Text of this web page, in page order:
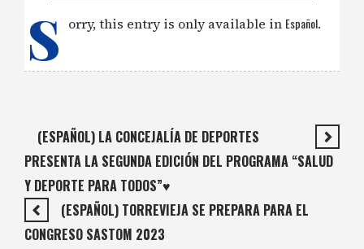
S orry, this entry is only available in Español.
(ESPAÑOL) LA CONCEJALÍA DE DEPORTES
PRESENTA LA SEGUNDA EDICIÓN D​​EL PROGRAMA “SALUD
Y DEPORTE PARA TODOS”♥️
(ESPAÑOL) TORREVIEJA SE PREPARA PARA EL
CONGRESO SASTOM 2023